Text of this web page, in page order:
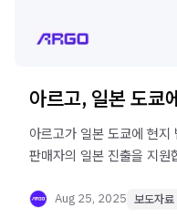
아르고, 일본 도쿄
아르고가 일본 도쿄에 현지
판매자의 일본 진출을 지원
Aug 25, 2025 보도자료